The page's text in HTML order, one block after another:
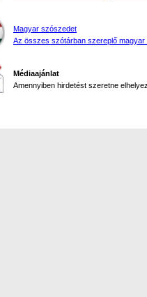
Magyar szószedet
Az összes szótárban szereplő magyar
Médiaajánlat
Amennyiben hirdetést szeretne